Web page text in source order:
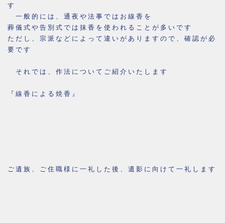
す
一般的には、通夜や法事ではお線香を
葬儀式や告別式では抹香を使われることが多いです
ただし、宗派などによって違いがありますので、確認が必
要です
それでは、作法についてご紹介いたします
『線香による焼香』
ご遺族、ご住職様に一礼した後、遺影に向けて一礼します